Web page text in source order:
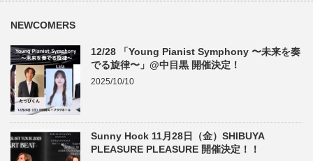
NEWCOMERS
12/28 「Young Pianist Symphony 〜未来を奏
でる旋律〜」@中目黒 開催決定！
2025/10/10
Sunny Hock 11月28日（金）SHIBUYA
PLEASURE PLEASURE 開催決定！！